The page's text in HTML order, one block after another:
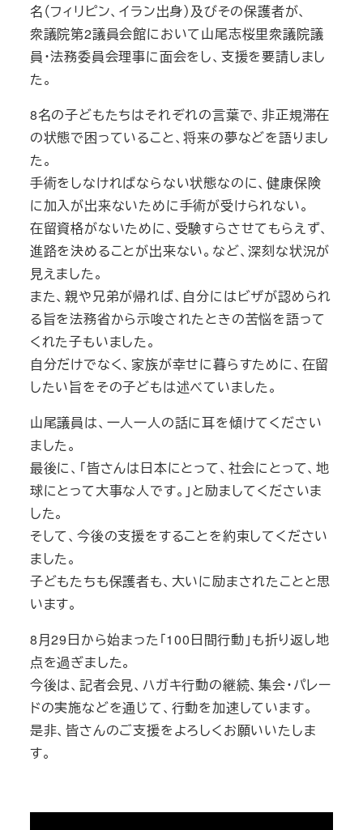
名（フィリピン、イラン出身）及びその保護者が、
衆議院第2議員会館において山尾志桜里衆議院議
員・法務委員会理事に面会をし、支援を要請しまし
た。
8名の子どもたちはそれぞれの言葉で、非正規滞在
の状態で困っていること、将来の夢などを語りまし
た。
手術をしなければならない状態なのに、健康保険
に加入が出来ないために手術が受けられない。
在留資格がないために、受験すらさせてもらえず、
進路を決めることが出来ない。など、深刻な状況が
見えました。
また、親や兄弟が帰れば、自分にはビザが認められ
る旨を法務省から示唆されたときの苦悩を語って
くれた子もいました。
自分だけでなく、家族が幸せに暮らすために、在留
したい旨をその子どもは述べていました。
山尾議員は、一人一人の話に耳を傾けてください
ました。
最後に、「皆さんは日本にとって、社会にとって、地
球にとって大事な人です。」と励ましてくださいま
した。
そして、今後の支援をすることを約束してください
ました。
子どもたちも保護者も、大いに励まされたことと思
います。
8月29日から始まった「100日間行動」も折り返し地
点を過ぎました。
今後は、記者会見、ハガキ行動の継続、集会・パレー
ドの実施などを通じて、行動を加速しています。
是非、皆さんのご支援をよろしくお願いいたしま
す。